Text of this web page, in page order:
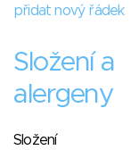
přidat nový řádek
Složení a
alergeny
Složení